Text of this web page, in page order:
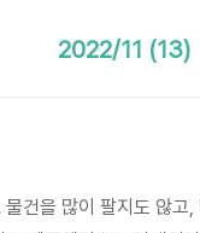
2022/11 (13)
건을 많이 팔지도 않고